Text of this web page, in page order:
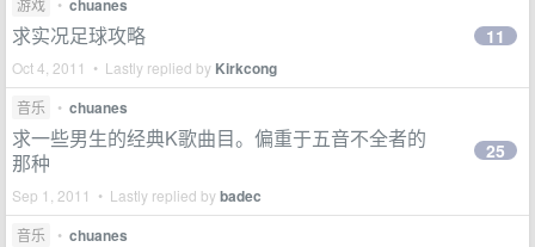
chuanes
求实况足球攻略
Oct 4, 2011 • Lastly replied by Kirkcong
11
音乐 • chuanes
求一些男生的经典K歌曲目。偏重于五音不全者的
那种
Sep 1, 2011 • Lastly replied bybadec
25
音乐 • chuanes